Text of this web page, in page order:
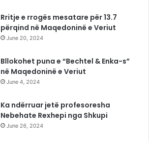
Rritje e rrogës mesatare për 13.7
përqind në Maqedoninë e Veriut
June 20, 2024
Bllokohet puna e “Bechtel & Enka-s”
në Maqedoninë e Veriut
June 4, 2024
Ka ndërruar jetë profesoresha
Nebehate Rexhepi nga Shkupi
June 26, 2024